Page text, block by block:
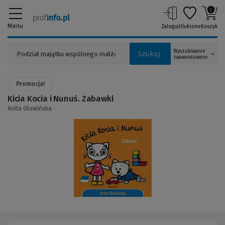
Menu
Szukaj
Wyszukiwanie
zaawansowane
ZalogujUlubione
0
Koszyk
Promocja!
Kicia Kocia i Nunuś. Zabawki
Anita Głowińska